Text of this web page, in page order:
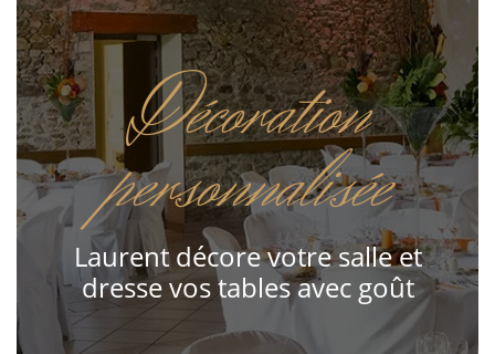
Décoration
personnalisée
Laurent décore votre salle et
dresse vos tables avec goût